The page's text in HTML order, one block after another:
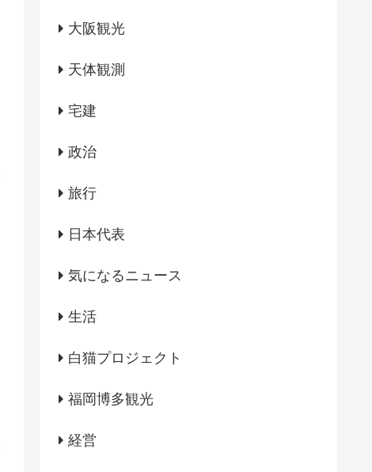
大阪観光
天体観測
宅建
政治
旅行
日本代表
気になるニュース
生活
白猫プロジェクト
福岡博多観光
経営